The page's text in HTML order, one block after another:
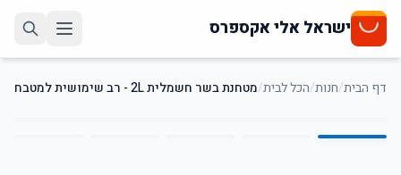
ישראל אלי אקספרס
דף הבית/חנות/הכל לבית/מטחנת בשר חשמלית 2L - רב שימושית למטבח
1
/
5